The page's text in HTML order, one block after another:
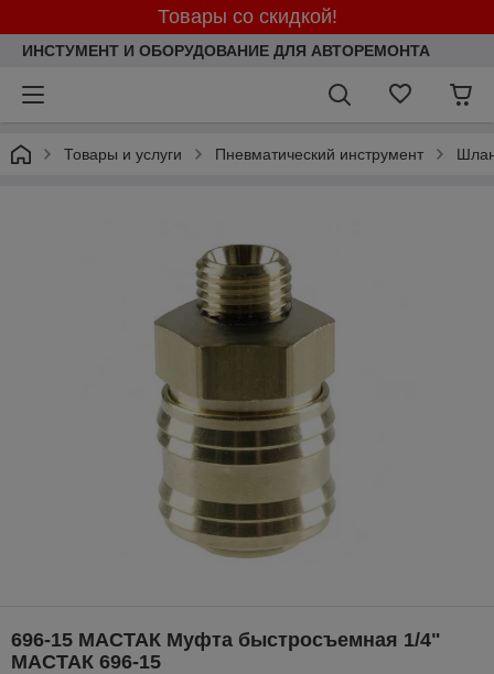
Товары со скидкой!
ИНСТУМЕНТ И ОБОРУДОВАНИЕ ДЛЯ АВТОРЕМОНТА
Товары и услуги Пневматический инструмент
696-15 МАСТАК Муфта быстросъемная 1/4"
МАСТАК 696-15